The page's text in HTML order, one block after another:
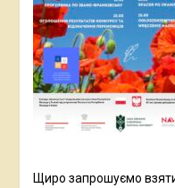
Щиро запрошуємо